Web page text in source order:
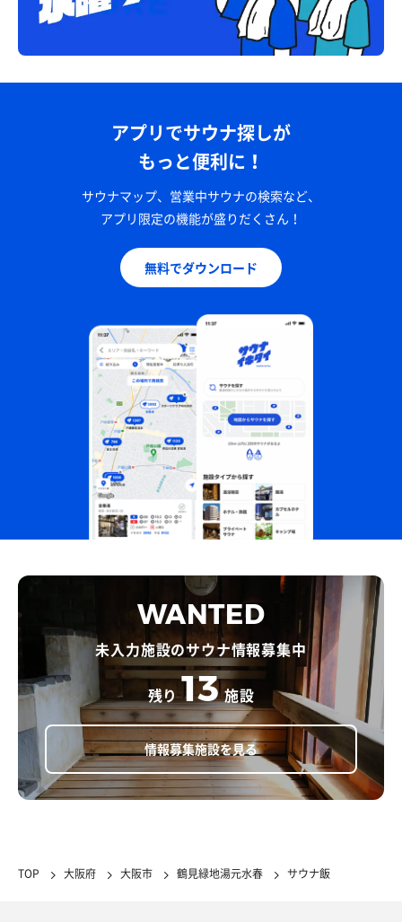
アプリでサウナ探しが
もっと便利に！
サウナマップ、営業中サウナの検索など、
アプリ限定の機能が盛りだくさん！
無料でダウンロード
WANTED
未入力施設のサウナ情報募集中
残り 13 施設
情報募集施設を見る
TOP 大阪府 大阪市 鶴見緑地湯元水春 サウナ飯